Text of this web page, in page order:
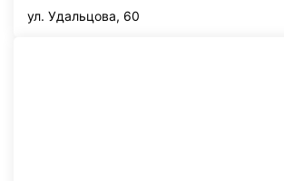
ул. Удальцова, 60